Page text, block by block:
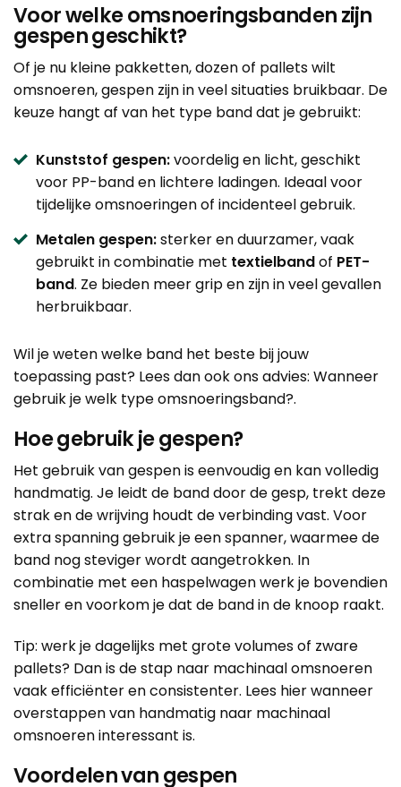
Voor welke omsnoeringsbanden zijn
gespen geschikt?
Of je nu kleine pakketten, dozen of pallets wilt
omsnoeren, gespen zijn in veel situaties bruikbaar. De
keuze hangt af van het type band dat je gebruikt:
Kunststof gespen:voordelig en licht, geschikt
voor PP-band en lichtere ladingen. Ideaal voor
tijdelijke omsnoeringen of incidenteel gebruik.
Metalen gespen:sterker en duurzamer, vaak
gebruikt in combinatie met textielbandof PET-
band. Ze bieden meer grip en zijn in veel gevallen
herbruikbaar.
Wil je weten welke band het beste bij jouw
toepassing past? Lees dan ook ons advies: Wanneer
gebruik je welk type omsnoeringsband?.
Hoe gebruik je gespen?
Het gebruik van gespen is eenvoudig en kan volledig
handmatig. Je leidt de band door de gesp, trekt deze
strak en de wrijving houdt de verbinding vast. Voor
extra spanning gebruik je eenspanner, waarmee de
band nog steviger wordt aangetrokken. In
combinatie met een haspelwagenwerk je bovendien
sneller en voorkom je dat de band in de knoop raakt.
Tip: werk je dagelijks met grote volumes of zware
pallets? Dan is de stap naar machinaal omsnoeren
vaak efficiënter en consistenter. Lees hier wanneer
overstappen van handmatig naar machinaal
omsnoeren interessant is.
Voordelen van gespen